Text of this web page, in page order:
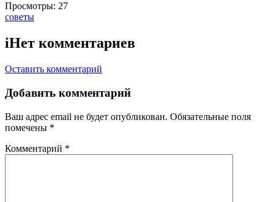
Просмотры: 27
Тэги:
советы
iНет комментариев
Оставить комментарий
Добавить комментарий
Ваш адрес email не будет опубликован. Обязательные поля
помечены *
Комментарий *